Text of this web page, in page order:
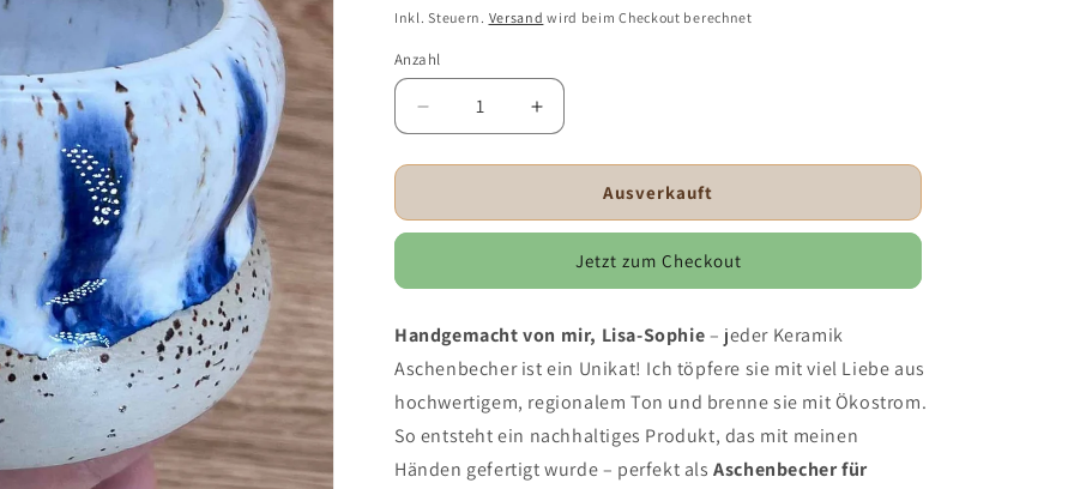
Preis
Inkl. Steuern. Versand wird beim Checkout berechnet
Anzahl
Verringere
die
Menge
Blue
Keramik
mit
Ablage
Erhöhe
die
Menge
Blue
Keramik
mit
Ablage
Ausverkauft
Jetzt zum Checkout
Handgemacht von mir, Lisa-Sophie– jeder Keramik
Aschenbecher ist ein Unikat! Ich töpfere sie mit viel Liebe aus
hochwertigem, regionalem Ton und brenne sie mit Ökostrom.
So entsteht ein nachhaltiges Produkt, das mit meinen
Händen gefertigt wurde – perfekt alsAschenbecher für